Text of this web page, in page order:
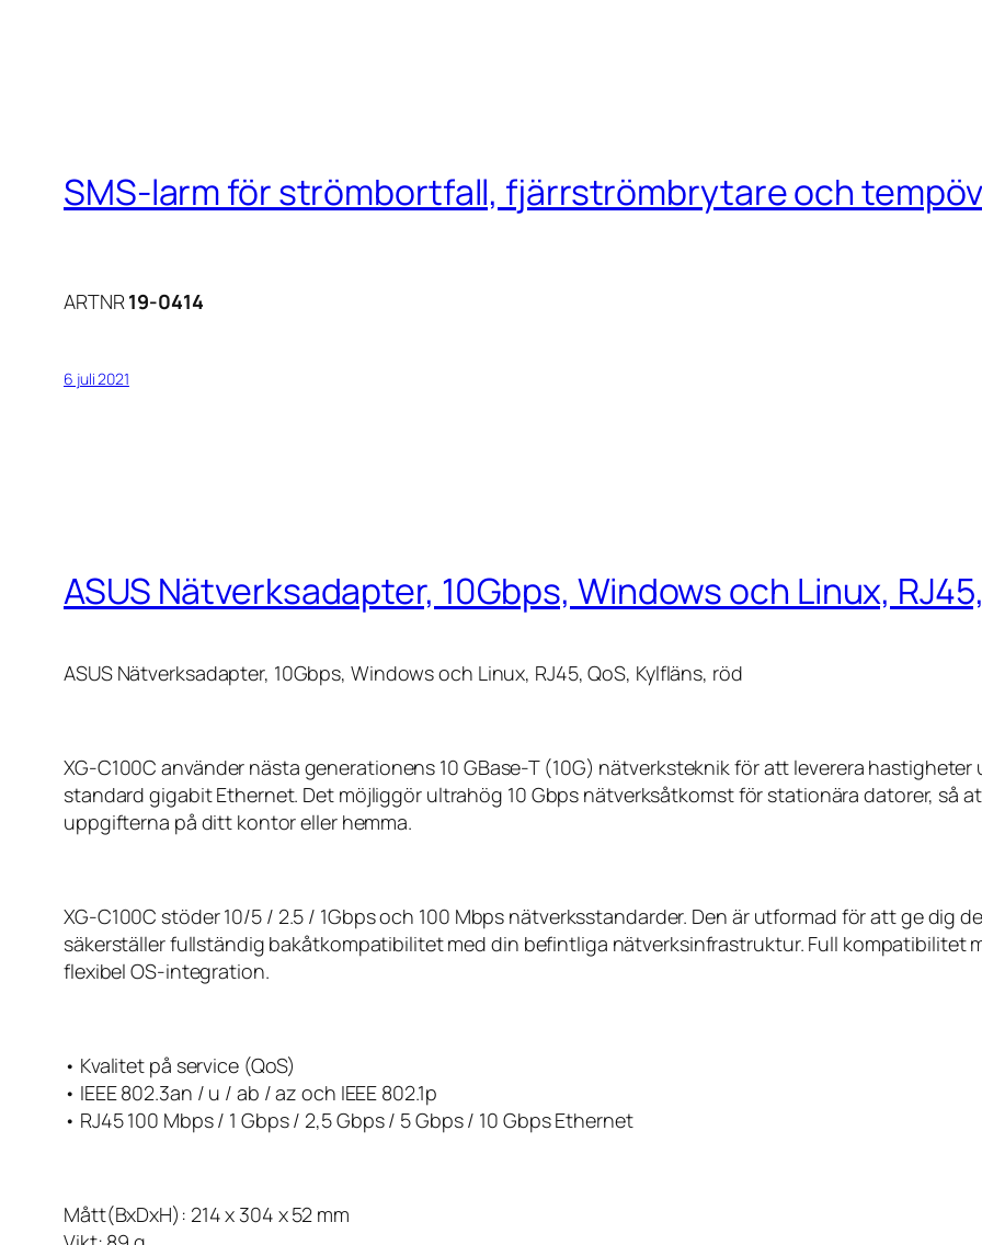
SMS-larm för strömbortfall, fjärrströmbrytare och
ARTNR 19-0414
6 juli 2021
ASUS Nätverksadapter, 10Gbps, Windows och Linux,
ASUS Nätverksadapter, 10Gbps, Windows och Linux, RJ45, QoS, Kylfläns, röd
XG-C100C använder nästa generationens 10 GBase-T (10G) nätverksteknik för att leverera hastigheter
standard gigabit Ethernet. Det möjliggör ultrahög 10 Gbps nätverksåtkomst för stationära datorer, så
uppgifterna på ditt kontor eller hemma.
XG-C100C stöder 10/5 / 2.5 / 1Gbps och 100 Mbps nätverksstandarder. Den är utformad för att ge dig
säkerställer fullständig bakåtkompatibilitet med din befintliga nätverksinfrastruktur. Full kompatibilitet
flexibel OS-integration.
• Kvalitet på service (QoS)
• IEEE 802.3an / u / ab / az och IEEE 802.1p
• RJ45 100 Mbps / 1 Gbps / 2,5 Gbps / 5 Gbps / 10 Gbps Ethernet
Mått(BxDxH): 214 x 304 x 52 mm